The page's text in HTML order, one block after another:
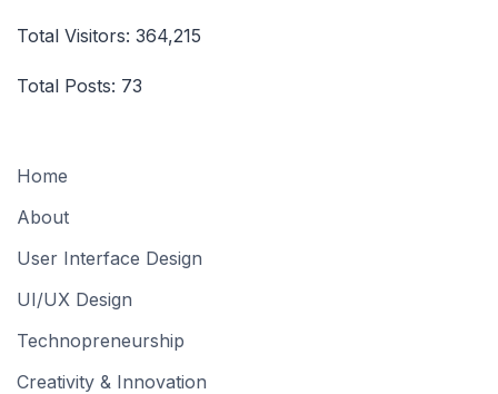
Total Visitors: 364,215
Total Posts: 73
Home
About
User Interface Design
UI/UX Design
Technopreneurship
Creativity & Innovation